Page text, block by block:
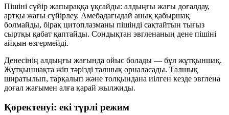
Пішіні сүйір жапыраққа ұқсайды: алдыңғы жағы доғалдау,
артқы жағы сүйірлеу. Амебадағыдай анық қабыршақ
болмайды, бірақ цитоплазманы пішінді сақтайтын тығыз
сыртқы қабат қаптайды. Сондықтан эвгленаның дене пішіні
айқын өзгермейді.
Денесінің алдыңғы жағында ойыс болады — бұл жұтқыншақ.
Жұтқыншақта жіп тәрізді талшық орналасады. Талшық
ширатылып, тарқалып және толқындана иілген кезде эвглена
доғал жағымен алға қарай жылжиды.
Қоректенуі: екі түрлі режим